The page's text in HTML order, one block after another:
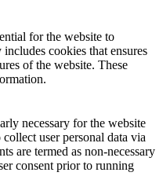
for the website to
cookies that ensures
of the website. These
necessary for the website
user personal data via
are termed as non-necessary
consent prior to running